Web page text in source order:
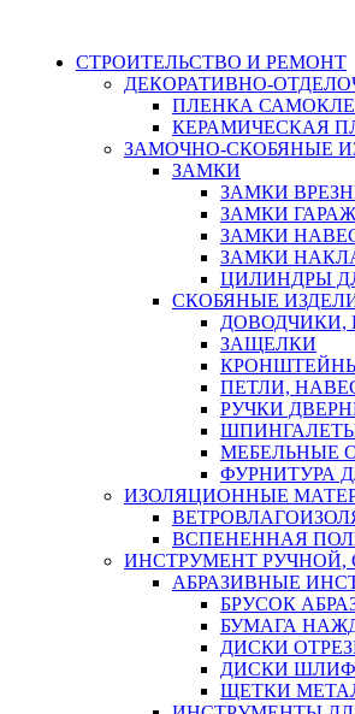
СТРОИТЕЛЬСТВО И РЕМОНТ
ДЕКОРАТИВНО-
ПЛЕНКА
КЕРАМИЧЕСКАЯ
ЗАМОЧНО-СКОБЯНЫЕ
ЗАМКИ
ЗАМКИ
ЗАМКИ
ЗАМКИ
ЗАМКИ
ЦИЛИНДРЫ
СКОБЯНЫЕ
ЗАЩЕЛКИ
ПЕТЛИ,
РУЧКИ
МЕБЕЛЬНЫЕ
ФУРНИТУРА
ИЗОЛЯЦИОННЫЕ
ВСПЕНЕННАЯ
ИНСТРУМЕНТ
АБРАЗИВНЫЕ
БРУСОК
БУМАГА
ДИСКИ
ДИСКИ
ЩЕТКИ